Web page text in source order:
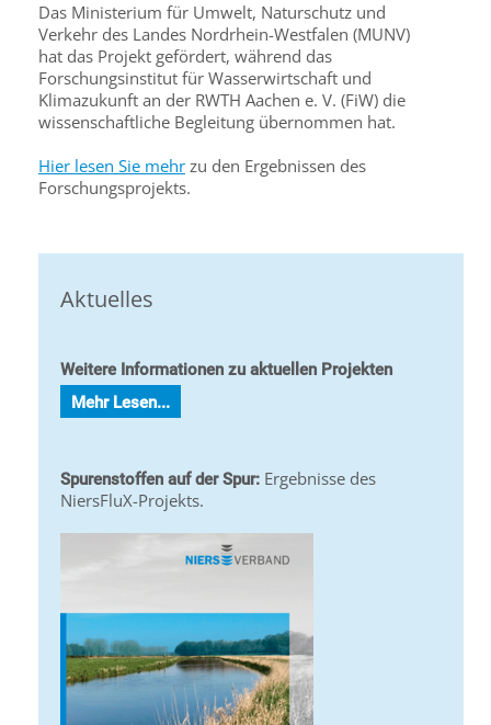
Das Ministerium für Umwelt, Naturschutz und
Verkehr des Landes Nordrhein-Westfalen (MUNV)
hat das Projekt gefördert, während das
Forschungsinstitut für Wasserwirtschaft und
Klimazukunft an der RWTH Aachen e. V. (FiW) die
wissenschaftliche Begleitung übernommen hat.
Hier lesen Sie mehr zu den Ergebnissen des
Forschungsprojekts.
Aktuelles
Weitere Informationen zu aktuellen Projekten
Mehr Lesen...
Spurenstoffen auf der Spur: Ergebnisse des
NiersFluX-Projekts.